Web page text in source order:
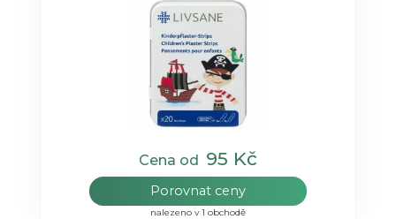
Cena od 95 Kč
Porovnat ceny
nalezeno v 1 obchodě